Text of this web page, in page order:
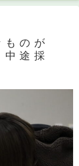
のが
途採